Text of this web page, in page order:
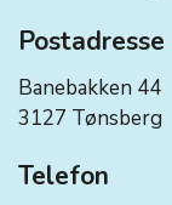
Postadresse
Banebakken 44
3127 Tønsberg
Telefon